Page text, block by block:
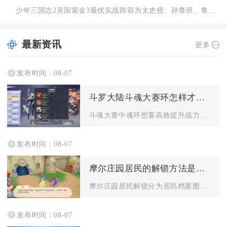
最新资讯 更多
发布时间：08-07
斗罗大陆斗魂大赛环怎样才能增加战力
发布时间：08-07
摩尔庄园居民的解锁方法是什么
发布时间：08-07